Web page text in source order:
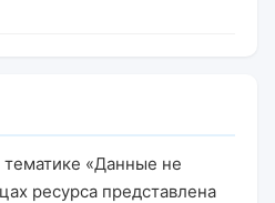
«Данные не
ресурса представлена